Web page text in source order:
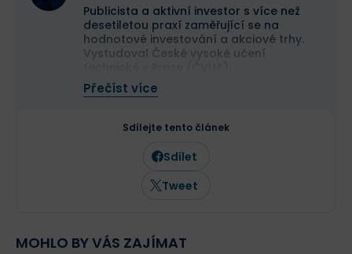
Publicista a aktivní investor s více než
desetiletou praxí zaměřující se na
hodnotové investování a akciové trhy.
Vystudoval České vysoké učení
Ve své investiční strategii kombinuje
aktivní i pasivní přístup a zaměřuje se
společnosti a value investice. Ve svých
článcích se věnuje investičním
strategiím, psychologii investování a
analýze jednotlivých akcií.
Přečíst více
Sdílejte tento článek
Sdílet
Tweet
MOHLO BY VÁS ZAJÍMAT